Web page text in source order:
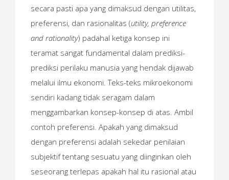
secara pasti apa yang dimaksud dengan utilitas,
preferensi, dan rasionalitas (utility, preference
and rationality) padahal ketiga konsep ini
teramat sangat fundamental dalam prediksi-
prediksi perilaku manusia yang hendak dijawab
melalui ilmu ekonomi. Teks-teks mikroekonomi
sendiri kadang tidak seragam dalam
menggambarkan konsep-konsep di atas. Ambil
contoh preferensi. Apakah yang dimaksud
dengan preferensi adalah sekedar penilaian
subjektif tentang sesuatu yang diinginkan oleh
seseorang terlepas apakah hal itu rasional atau